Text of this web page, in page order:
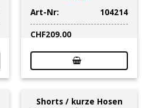
Art-Nr:
104214
CHF209.00
Shorts / kurze Hosen